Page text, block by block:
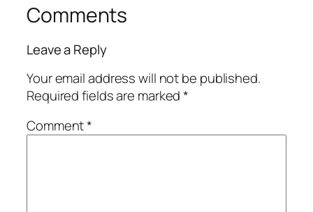
Comments
Leave a Reply
Your email address will not be published.
Required fields are marked*
Comment*